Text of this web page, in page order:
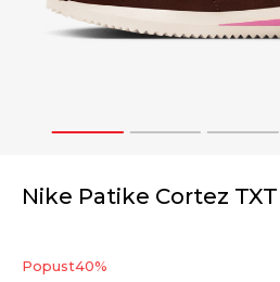
1 2 3
Nike Patike Cortez TXT
Popust40%